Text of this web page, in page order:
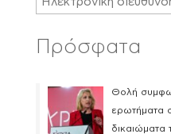
Πρόσφατα
Θολή
ερωτήματα
δικαιώματα